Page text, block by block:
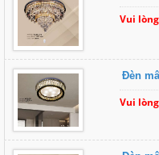
Vui
Đèn
Vui